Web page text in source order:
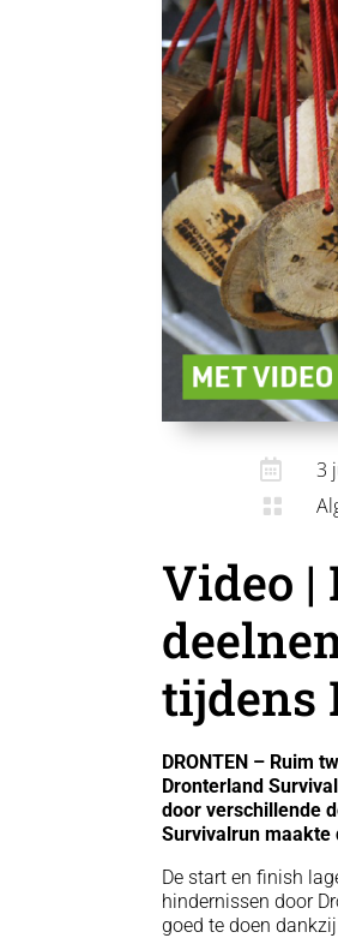
 3

Video
tijdens
DRONTEN – Ruim
Dronterland
door verschillende
Survivalrun maakte
De start en finish
hindernissen door
goed te doen